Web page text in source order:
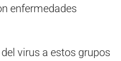
enfermedades
virus a estos grupos